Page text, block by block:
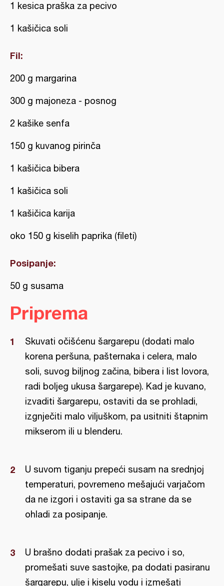
1 kesica praška za pecivo
1 kašičica soli
Fil:
200 g margarina
300 g majoneza - posnog
2 kašike senfa
150 g kuvanog pirinča
1 kašičica bibera
1 kašičica soli
1 kašičica karija
oko 150 g kiselih paprika (fileti)
Posipanje:
50 g susama
Priprema
Skuvati očišćenu šargarepu (dodati malo
korena peršuna, pašternaka i celera, malo
soli, suvog biljnog začina, bibera i list lovora,
radi boljeg ukusa šargarepe). Kad je kuvano,
izvaditi šargarepu, ostaviti da se prohladi,
izgnječiti malo viljuškom, pa usitniti štapnim
mikserom ili u blenderu.
U suvom tiganju prepeći susam na srednjoj
temperaturi, povremeno mešajući varjačom
da ne izgori i ostaviti ga sa strane da se
ohladi za posipanje.
U brašno dodati prašak za pecivo i so,
promešati suve sastojke, pa dodati pasiranu
šargarepu, ulje i kiselu vodu i izmešati